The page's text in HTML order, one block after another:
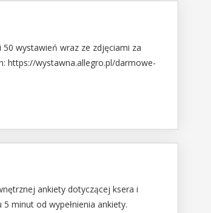
wystawień wraz ze zdjęciami za
https://wystawna.allegro.pl/darmowe-
ankiety dotyczącej ksera i
minut od wypełnienia ankiety.